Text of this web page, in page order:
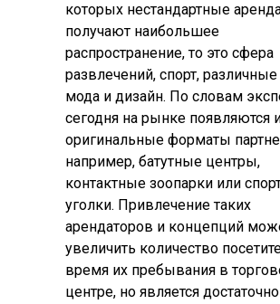
которых нестандартные
получают наибольшее
распространение, то это сфера
развлечений, спорт, различные
мода и дизайн. По словам
сегодня на рынке появляются
оригинальные форматы
например, батутные центры,
контактные зоопарки или
уголки. Привлечение таких
арендаторов и концепций
увеличить количество
время их пребывания в
центре, но является